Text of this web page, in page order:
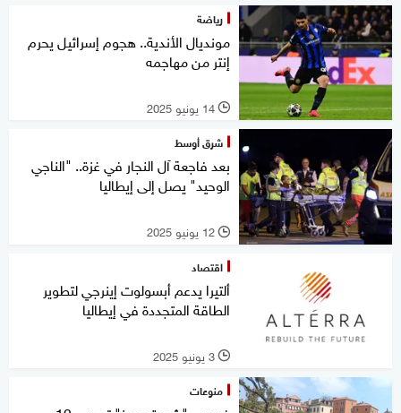
رياضة
مونديال الأندية.. هجوم إسرائيل يحرم
إنتر من مهاجمه
l 14 يونيو 2025
شرق أوسط
بعد فاجعة آل النجار في غزة.. "الناجي
الوحيد" يصل إلى إيطاليا
l 12 يونيو 2025
اقتصاد
ألتيرا يدعم أبسولوت إينرجي لتطوير
الطاقة المتجددة في إيطاليا
l 3 يونيو 2025
منوعات